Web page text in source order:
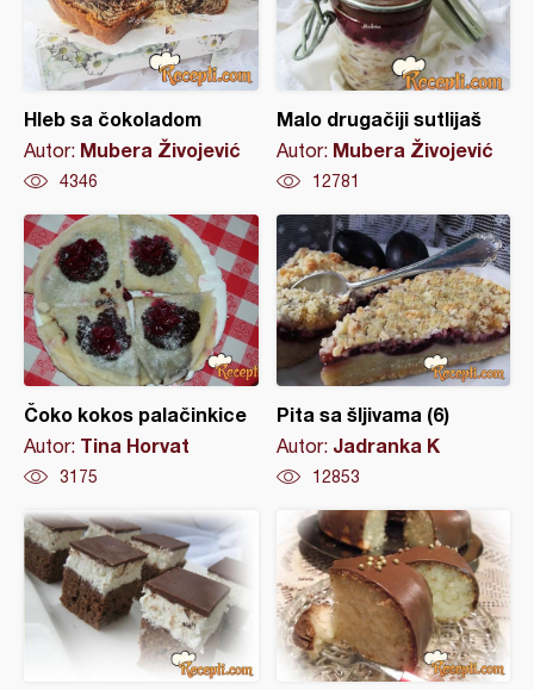
Hleb sa čokoladom
Autor: Mubera Živojević
4346
Malo drugačiji sutlijaš
Autor: Mubera Živojević
12781
Čoko kokos palačinkice
Autor: Tina Horvat
3175
Pita sa šljivama (6)
Autor: Jadranka K
12853